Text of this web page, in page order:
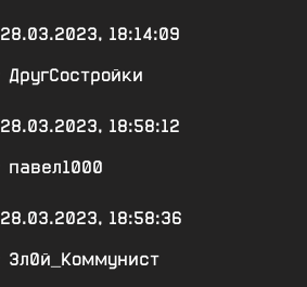
28.03.2023, 18:14:09
ДругСостройки
28.03.2023, 18:58:12
павел1000
28.03.2023, 18:58:36
Зл0й_Коммунист